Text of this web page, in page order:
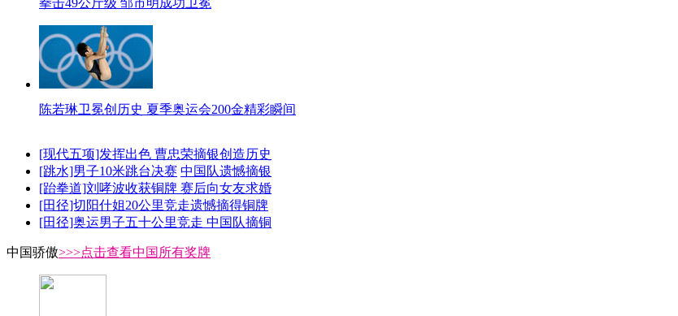
陈若琳卫冕创历史 夏季奥运会200金精彩瞬间
[现代五项]发挥出色 曹忠荣摘银创造历史
[跳水]男子10米跳台决赛 中国队遗憾摘银
[跆拳道]刘哮波收获铜牌 赛后向女友求婚
[田径]切阳什姐20公里竞走遗憾摘得铜牌
[田径]奥运男子五十公里竞走 中国队摘铜
中国骄傲>>>点击查看中国所有奖牌